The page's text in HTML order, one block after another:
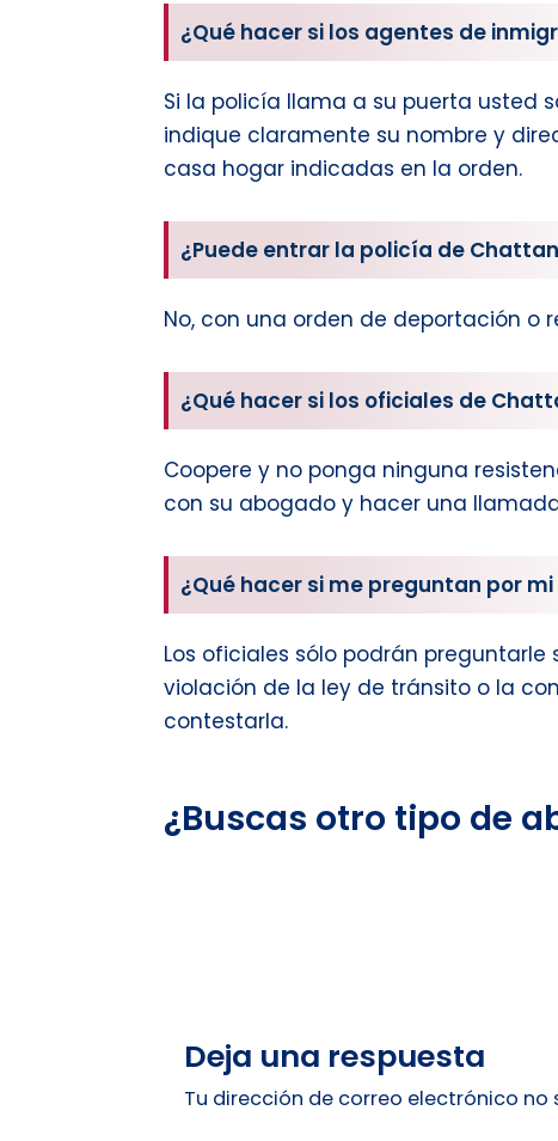
¿Qué hacer si los agentes de
Si la policía llama a su puerta usted
indique claramente su nombre y
casa hogar indicadas en la orden.
¿Puede entrar la policía de
No, con una orden de deportación o
¿Qué hacer si los oficiales de
Coopere y no ponga ninguna
con su abogado y hacer una
¿Qué hacer si me preguntan por
Los oficiales sólo podrán
violación de la ley de tránsito o la
contestarla.
¿Buscas otro tipo de
Deja una respuesta
Tu dirección de correo electrónico no